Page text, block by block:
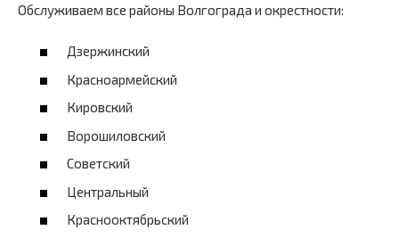
Обслуживаем все районы Волгограда и окрестности:
Дзержинский
Красноармейский
Кировский
Ворошиловский
Советский
Центральный
Краснооктябрьский